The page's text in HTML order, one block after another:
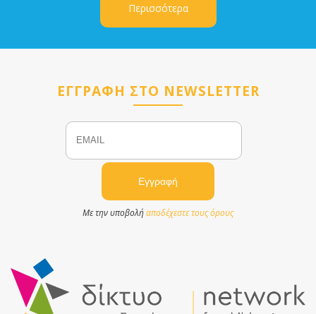
Περισσότερα
ΕΓΓΡΑΦΗ ΣΤΟ NEWSLETTER
Email
Με την υποβολήαποδέχεστε τους όρους